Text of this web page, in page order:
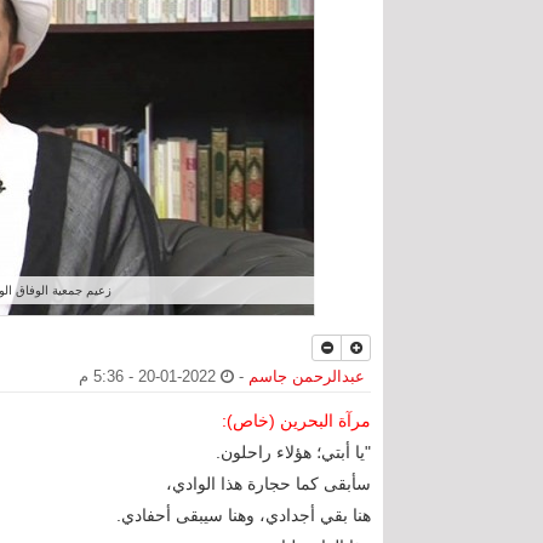
زعيم جمعية الوفاق
عبدالرحمن جاسم -
مرآة البحرين (خاص):
"يا أبتي؛ هؤلاء راحلون.
سأبقى كما حجارة هذا الوادي،
هنا بقي أجدادي، وهنا سيبقى أحفادي.